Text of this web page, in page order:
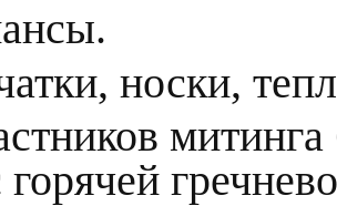
носки,
митинга
горячей